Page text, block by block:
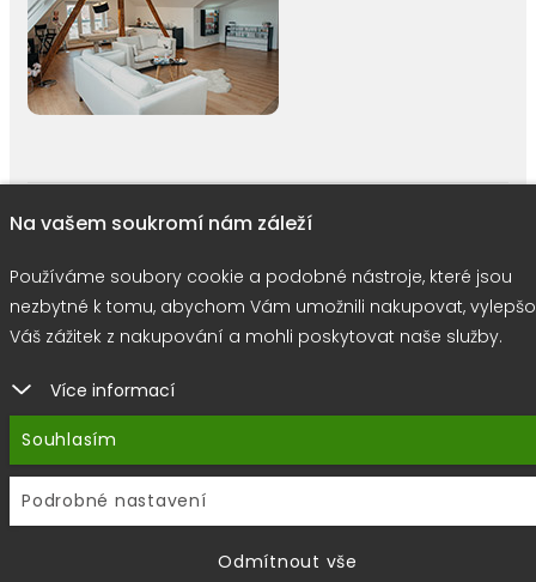
© 2026 |E-shop JEDNIČKY|Marketing
Na vašem soukromí nám záleží
Používáme soubory cookie a podobné nástroje, které jsou
nezbytné k tomu, abychom Vám umožnili nakupovat,
Váš zážitek z nakupování a mohli poskytovat naše služby.
Více informací
Souhlasím
Podrobné nastavení
Odmítnout vše